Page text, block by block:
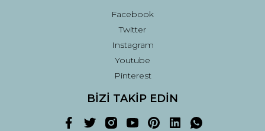
Facebook
Twitter
Instagram
Youtube
Pinterest
BİZİ TAKİP EDİN